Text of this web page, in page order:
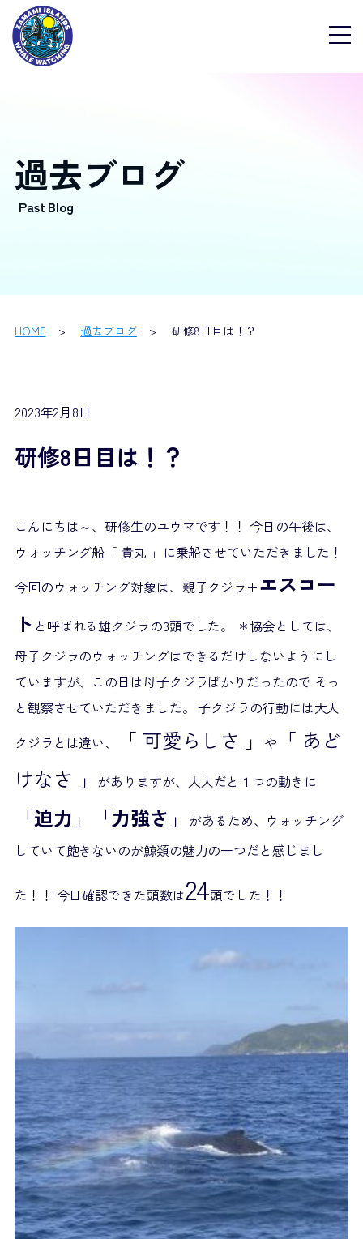
過去ブログ
HOME 過去ブログ 研修8日目は！？
2023年2月8日
研修8日目は！？
こんにちは～、研修生のユウマです！！ 今日の午後は、
ウォッチング船「 貴丸 」に乗船させていただきました！
今回のウォッチング対象は、親子クジラ+エスコー
ト と呼ばれる雄クジラの3頭でした。
＊協会としては、
母子クジラのウォッチングはできるだけしないようにし
ていますが、この日は母子クジラばかりだったので そっ
と観察させていただきました。 子クジラの行動には大人
クジラとは違い、
「 可愛らしさ 」 や
「 あど
けなさ 」
がありますが、大人だと１つの動きに
「迫力 」「力強さ 」
があるため、ウォッチング
していて飽きないのが鯨類の魅力の一つだと感じまし
た！！ 今日確認できた頭数は24頭でした！！